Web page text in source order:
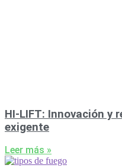
HI-LIFT: Innovación y
exigente
Leer más »